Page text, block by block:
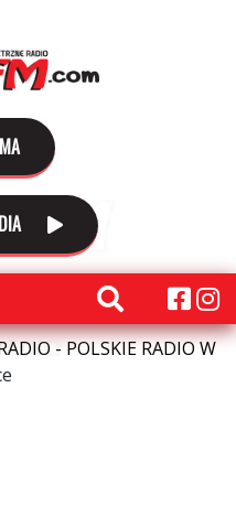
- POLSKIE RADIO W